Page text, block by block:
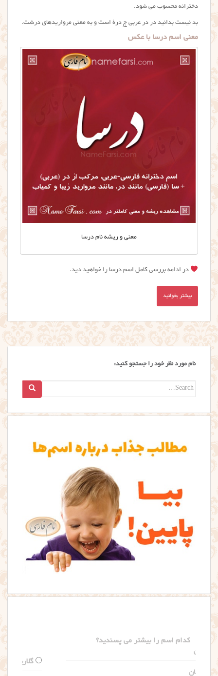
دخترانه محسوب می شود.
بد نیست بدانید در در عربی جِ درة است و به معنی مرواریدهای درشت.
معنی اسم درسا با عکس
معنی و ریشه نام درسا
در ادامه بررسی کامل اسم درسا را خواهید دید.
بیشتر بخوانید
نام مورد نظر خود را جستجو کنید:
Search